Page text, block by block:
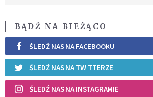
BĄDŹ NA BIEŻĄCO
ŚLEDŹ NAS NA FACEBOOKU
ŚLEDŹ NAS NA TWITTERZE
ŚLEDŹ NAS NA INSTAGRAMIE